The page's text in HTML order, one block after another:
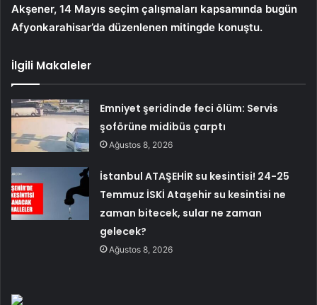
Akşener, 14 Mayıs seçim çalışmaları kapsamında bugün
Afyonkarahisar’da düzenlenen mitingde konuştu.
İlgili Makaleler
Emniyet şeridinde feci ölüm: Servis
şoförüne midibüs çarptı
Ağustos 8, 2026
İstanbul ATAŞEHİR su kesintisi! 24-25
Temmuz İSKİ Ataşehir su kesintisi ne
zaman bitecek, sular ne zaman
gelecek?
Ağustos 8, 2026